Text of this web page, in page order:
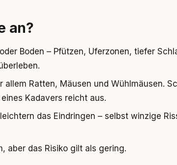
an?
Boden – Pfützen, Uferzonen, tiefer
Ratten, Mäusen und Wühlmäusen.
Kadavers reicht aus.
das Eindringen – selbst winzige
aber das Risiko gilt als gering.